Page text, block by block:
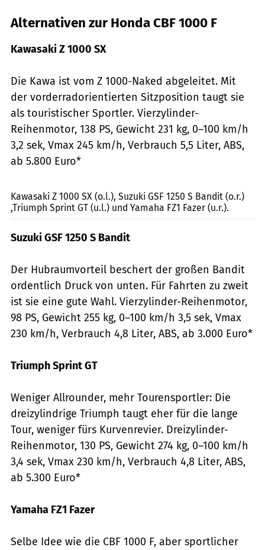
Alternativen zur Honda CBF 1000 F
Kawasaki Z 1000 SX
Die Kawa ist vom Z 1000-Naked abgeleitet. Mit
der vorderradorientierten Sitzposition taugt sie
als touristischer Sportler. Vierzylinder-
Reihenmotor, 138 PS, Gewicht 231 kg, 0–100 km/h
3,2 sek, Vmax 245 km/h, Verbrauch 5,5 Liter, ABS,
ab 5.800 Euro*
Kawasaki Z 1000 SX (o.l.), Suzuki GSF 1250 S Bandit (o.r.)
,Triumph Sprint GT (u.l.) und Yamaha FZ1 Fazer (u.r.).
Suzuki GSF 1250 S Bandit
Der Hubraumvorteil beschert der großen Bandit
ordentlich Druck von unten. Für Fahrten zu zweit
ist sie eine gute Wahl. Vierzylinder-Reihenmotor,
98 PS, Gewicht 255 kg, 0–100 km/h 3,5 sek, Vmax
230 km/h, Verbrauch 4,8 Liter, ABS, ab 3.000 Euro*
Triumph Sprint GT
Weniger Allrounder, mehr Tourensportler: Die
dreizylindrige Triumph taugt eher für die lange
Tour, weniger fürs Kurvenrevier. Dreizylinder-
Reihenmotor, 130 PS, Gewicht 274 kg, 0–100 km/h
3,4 sek, Vmax 230 km/h, Verbrauch 4,8 Liter, ABS,
ab 5.300 Euro*
Yamaha FZ1 Fazer
Selbe Idee wie die CBF 1000 F, aber sportlicher